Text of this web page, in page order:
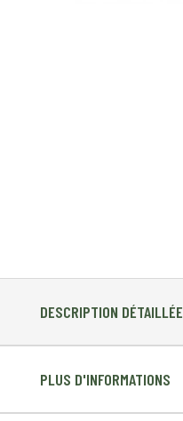
DESCRIPTION DÉTAILLÉE
PLUS D'INFORMATIONS